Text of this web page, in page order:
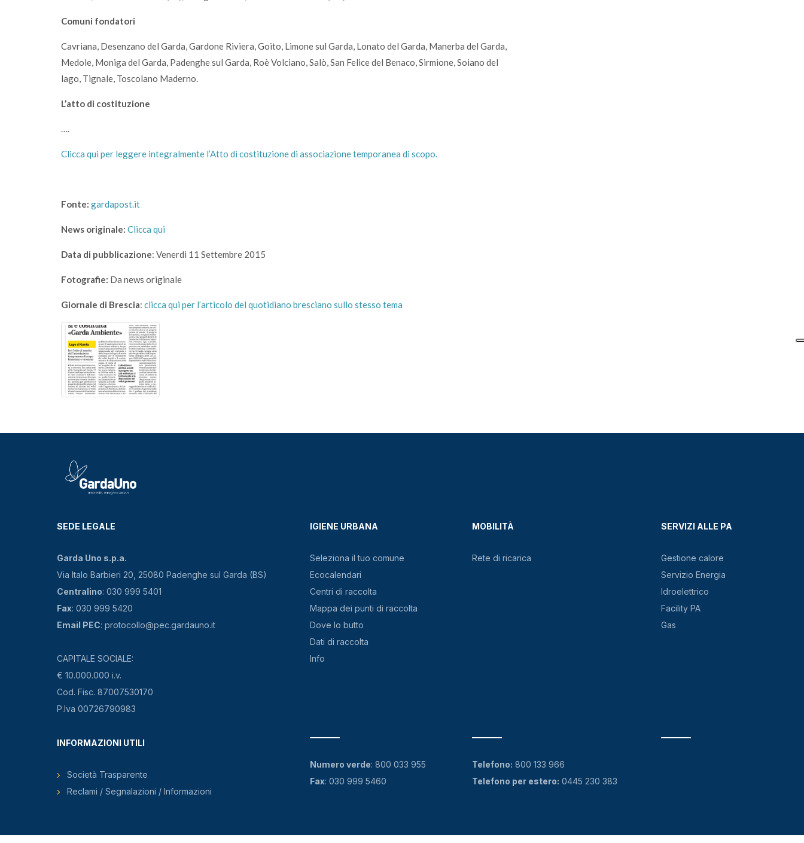
Comuni fondatori
Cavriana, Desenzano del Garda, Gardone Riviera, Goito, Limone sul Garda, Lonato del Garda, Manerba del Garda,
Medole, Moniga del Garda, Padenghe sul Garda, Roè Volciano, Salò, San Felice del Benaco, Sirmione, Soiano del
lago, Tignale, Toscolano Maderno.
L’atto di costituzione
….
Clicca qui per leggere integralmente l’Atto di costituzione di associazione temporanea di scopo.
Fonte: gardapost.it
News originale: Clicca qui
Data di pubblicazione: Venerdi 11 Settembre 2015
Fotografie: Da news originale
Giornale di Brescia: clicca qui per l’articolo del quotidiano bresciano sullo stesso tema
SEDE LEGALE
Garda Uno s.p.a.
Via Italo Barbieri 20, 25080 Padenghe sul Garda (BS)
Centralino: 030 999 5401
Fax: 030 999 5420
Email PEC: protocollo@pec.gardauno.it
CAPITALE SOCIALE:
€ 10.000.000 i.v.
Cod. Fisc. 87007530170
P.Iva 00726790983
IGIENE URBANA
Seleziona il tuo comune
Ecocalendari
Centri di raccolta
Mappa dei punti di raccolta
Dove lo butto
Dati di raccolta
Info
MOBILITÀ
Rete di ricarica
SERVIZI ALLE PA
Gestione calore
Servizio Energia
Idroelettrico
Facility PA
Gas
INFORMAZIONI UTILI
Società Trasparente
Reclami / Segnalazioni / Informazioni
Numero verde:800 033 955
Fax: 030 999 5460
Telefono: 800 133 966
Telefono per estero: 0445 230 383